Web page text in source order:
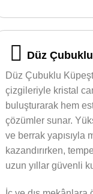
Düz
Düz Çubuklu
çizgileriyle kristal
buluşturarak hem
çözümler sunar.
ve berrak yapısıyla
kazandırırken,
uzun yıllar güvenli